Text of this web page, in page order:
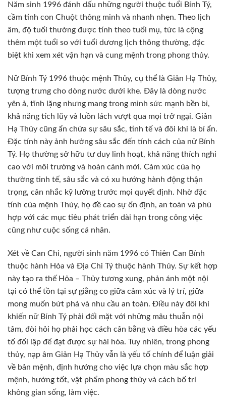
Năm sinh 1996 đánh dấu những người thuộc tuổi Bính Tý,
cầm tinh con Chuột thông minh và nhanh nhẹn. Theo lịch
âm, độ tuổi thường được tính theo tuổi mụ, tức là cộng
thêm một tuổi so với tuổi dương lịch thông thường, đặc
biệt khi xem xét vận hạn và cung mệnh trong phong thủy.
Nữ Bính Tý 1996 thuộc mệnh Thủy, cụ thể là Giản Hạ Thủy,
tượng trưng cho dòng nước dưới khe. Đây là dòng nước
yên ả, tĩnh lặng nhưng mang trong mình sức mạnh bền bỉ,
khả năng tích lũy và luồn lách vượt qua mọi trở ngại. Giản
Hạ Thủy cũng ẩn chứa sự sâu sắc, tinh tế và đôi khi là bí ẩn.
Đặc tính này ảnh hưởng sâu sắc đến tính cách của nữ Bính
Tý. Họ thường sở hữu tư duy linh hoạt, khả năng thích nghi
cao với môi trường và hoàn cảnh mới. Cảm xúc của họ
thường tinh tế, sâu sắc và có xu hướng hành động thận
trọng, cân nhắc kỹ lưỡng trước mọi quyết định. Nhờ đặc
tính của mệnh Thủy, họ đề cao sự ổn định, an toàn và phù
hợp với các mục tiêu phát triển dài hạn trong công việc
cũng như cuộc sống cá nhân.
Xét về Can Chi, người sinh năm 1996 có Thiên Can Bính
thuộc hành Hỏa và Địa Chi Tý thuộc hành Thủy. Sự kết hợp
này tạo ra thế Hỏa – Thủy tương xung, phản ánh một nội
tại có thể tồn tại sự giằng co giữa cảm xúc và lý trí, giữa
mong muốn bứt phá và nhu cầu an toàn. Điều này đôi khi
khiến nữ Bính Tý phải đối mặt với những mâu thuẫn nội
tâm, đòi hỏi họ phải học cách cân bằng và điều hòa các yếu
tố đối lập để đạt được sự hài hòa. Tuy nhiên, trong phong
thủy, nạp âm Giản Hạ Thủy vẫn là yếu tố chính để luận giải
về bản mệnh, định hướng cho việc lựa chọn màu sắc hợp
mệnh, hướng tốt, vật phẩm phong thủy và cách bố trí
không gian sống, làm việc.